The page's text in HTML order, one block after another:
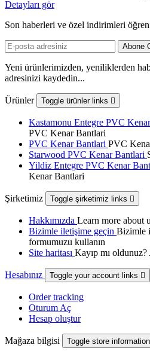
Detayları gör
Son haberleri ve özel indirimleri
Yeni ürünlerimizden, yeniliklerden
adresinizi kaydedin...
Ürünler Toggle ürünler links 
Kastamonu Entegre PVC
PVC Kenar Bantlari
PVC Kenar Bantlari PVC
Starwood PVC Kenar Bantlari
Yildiz Entegre PVC Kenar
Kenar Bantlari
Şirketimiz Toggle şirketimiz links 
Hakkımızda Learn more about
Bizimle iletişime geçin Bizimle
formumuzu kullanın
Site haritası Kayıp mı oldunuz?
Hesabınız Toggle your account links 
Order tracking
Oturum Aç
Hesap oluştur
Mağaza bilgisi Toggle store information